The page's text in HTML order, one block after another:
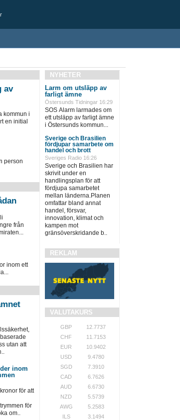
av
kommun i
en initial
person
från
inom ett
utan att
inom
för att
för
om..
NYHETER
Larm om utsläpp av
farligt ämne
Östersunds Tidningar 16:29
SOS Alarm larmades om
ett utsläpp av farligt ämne
i Östersunds kommun...
Sverige och Brasilien
fördjupar samarbete om
handel och brott
Sveriges Radio 16:26
Sverige och Brasilien har
skrivit under en
handlingsplan för att
fördjupa samarbetet
mellan länderna.Planen
omfattar bland annat
handel, försvar,
innovation, klimat och
kampen mot
gränsöverskridande b..
REKLAM
VALUTAKURS
GBP
12.7737
CHF
11.7153
EUR
10.9402
USD
9.4780
SGD
7.3910
CAD
6.7626
AUD
6.6730
NZD
5.5739
AWG
5.2583
ILS
3.1494